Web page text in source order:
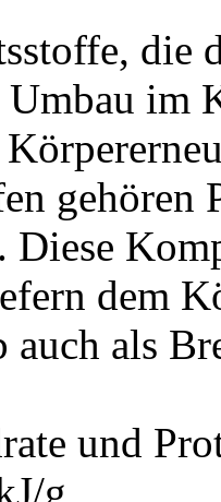
die
im
gehören
dem
auch als
und
g